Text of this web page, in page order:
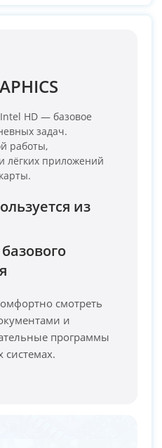
HD — базовое
задач.
работы,
лёгких приложений
из
смотреть
и
программы